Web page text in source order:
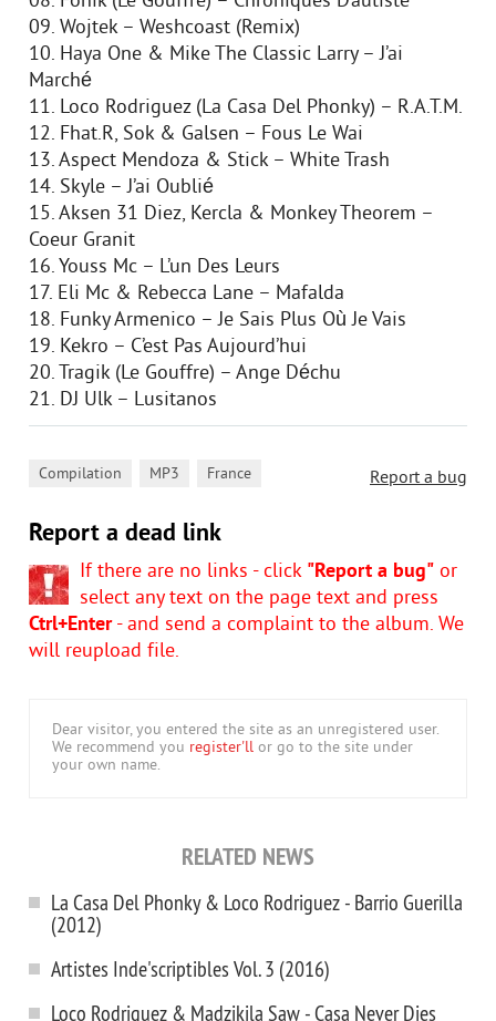
09. Wojtek – Weshcoast (Remix)
10. Haya One & Mike The Classic Larry – J’ai
Marché
11. Loco Rodriguez (La Casa Del Phonky) – R.A.T.M.
12. Fhat.R, Sok & Galsen – Fous Le Wai
13. Aspect Mendoza & Stick – White Trash
14. Skyle – J’ai Oublié
15. Aksen 31 Diez, Kercla & Monkey Theorem –
Coeur Granit
16. Youss Mc – L’un Des Leurs
17. Eli Mc & Rebecca Lane – Mafalda
18. Funky Armenico – Je Sais Plus Où Je Vais
19. Kekro – C’est Pas Aujourd’hui
20. Tragik (Le Gouffre) – Ange Déchu
21. DJ Ulk – Lusitanos
Report a bug
Compilation MP3 France
Report a dead link
If there are no links - click "Report a bug" or
select any text on the page text and press
Ctrl+Enter- and send a complaint to the album. We
will reupload file.
Dear visitor, you entered the site as an unregistered user.
We recommend you register'll or go to the site under
your own name.
RELATED NEWS
La Casa Del Phonky & Loco Rodriguez - Barrio Guerilla
(2012)
Artistes Inde'scriptibles Vol. 3 (2016)
Loco Rodriguez & Madzikila Saw - Casa Never Dies